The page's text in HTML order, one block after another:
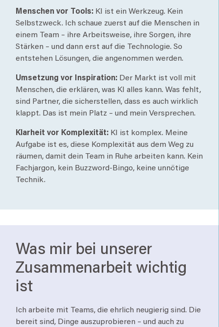
Menschen vor Tools: KI ist ein Werkzeug. Kein
Selbstzweck. Ich schaue zuerst auf die Menschen in
einem Team – ihre Arbeitsweise, ihre Sorgen, ihre
Stärken – und dann erst auf die Technologie. So
entstehen Lösungen, die angenommen werden.
Umsetzung vor Inspiration: Der Markt ist voll mit
Menschen, die erklären, was KI alles kann. Was fehlt,
sind Partner, die sicherstellen, dass es auch wirklich
klappt. Das ist mein Platz – und mein Versprechen.
Klarheit vor Komplexität: KI ist komplex. Meine
Aufgabe ist es, diese Komplexität aus dem Weg zu
räumen, damit dein Team in Ruhe arbeiten kann. Kein
Fachjargon, kein Buzzword-Bingo, keine unnötige
Technik.
Was mir bei unserer
Zusammenarbeit wichtig
ist
Ich arbeite mit Teams, die ehrlich neugierig sind. Die
bereit sind, Dinge auszuprobieren – und auch zu